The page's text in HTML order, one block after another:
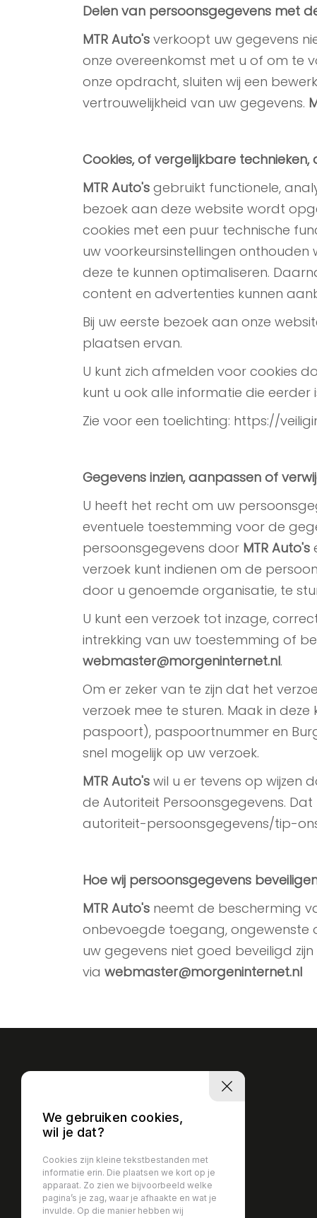
Delen van persoonsgegevens met
MTR Auto's verkoopt uw gegevens
onze overeenkomst met u of om te
onze opdracht, sluiten wij een
vertrouwelijkheid van uw gegevens.
Cookies, of vergelijkbare technieken,
MTR Auto's gebruikt functionele,
bezoek aan deze website wordt
cookies met een puur technische
uw voorkeursinstellingen
deze te kunnen optimaliseren.
content en advertenties kunnen
Bij uw eerste bezoek aan onze
plaatsen ervan.
U kunt zich afmelden voor cookies
kunt u ook alle informatie die
Zie voor een toelichting: https://
Gegevens inzien, aanpassen of
U heeft het recht om uw
eventuele toestemming voor de
persoonsgegevens door MTR Auto's
verzoek kunt indienen om de
door u genoemde organisatie, te
U kunt een verzoek tot inzage,
intrekking van uw toestemming of
webmaster@morgeninternet.nl.
Om er zeker van te zijn dat het
verzoek mee te sturen. Maak in
paspoort), paspoortnummer en
snel mogelijk op uw verzoek.
MTR Auto's wil u er tevens op wijzen
de Autoriteit Persoonsgegevens.
autoriteit-persoonsgegevens/tip-
Hoe wij persoonsgegevens
MTR Auto's neemt de bescherming
onbevoegde toegang, ongewenste
uw gegevens niet goed beveiligd
via webmaster@morgeninternet.nl
We gebruiken cookies,
wil je dat?
Cookies zijn kleine tekstbestanden met
informatie erin. Die plaatsen we kort op je
apparaat. Zo zien we bijvoorbeeld welke
pagina’s je zag, waar je afhaakte en wat je
invulde. Op die manier hebben wij